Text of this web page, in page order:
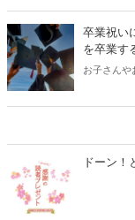
も。トレ
セックス
考にしてく
卒業祝い
を卒業す
お子さんや
プレゼン
素敵なプ
ドーン！